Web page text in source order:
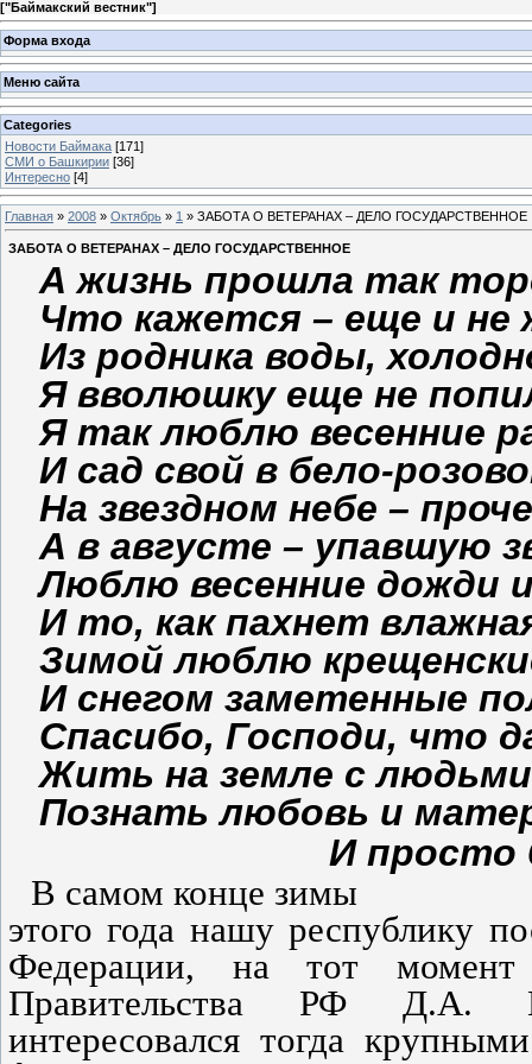
["Баймакский вестник"]
Форма входа
Меню сайта
Categories
Новости Баймака [171]
СМИ о Башкирии [36]
Интересно [4]
Главная » 2008 » Октябрь » 1 » ЗАБОТА О ВЕТЕРАНАХ – ДЕЛО ГОСУДАРСТВЕННОЕ
ЗАБОТА О ВЕТЕРАНАХ – ДЕЛО ГОСУДАРСТВЕННОЕ
А жизнь прошла так
Что кажется – еще и
Из родника воды,
Я вволюшку еще не
Я так люблю весенние
И сад свой в бело-
На звездном небе –
А в августе – упавшую
Люблю весенние дожди
И то, как пахнет
Зимой люблю
И снегом заметенные
Спасибо, Господи, что
Жить на земле с
Познать любовь и
И просто быть
В самом конце зимы
этого года нашу республику
Федерации, на тот момент
Правительства РФ Д.А.
интересовался тогда